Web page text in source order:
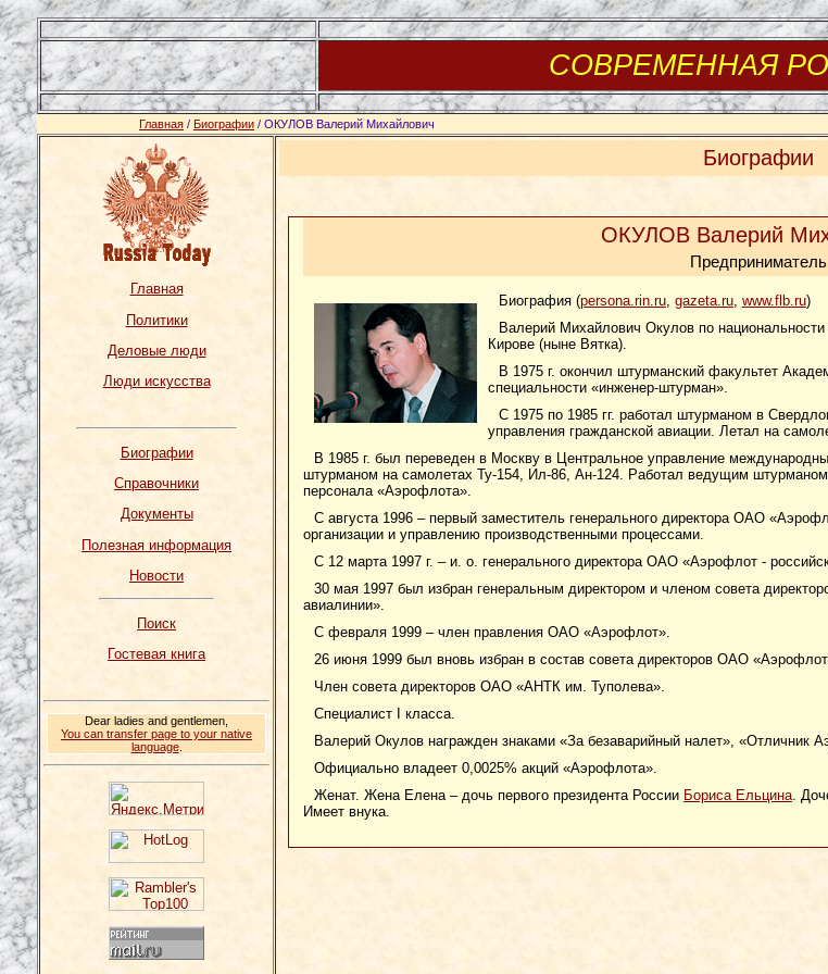
СОВРЕМЕННАЯ
Главная / Биографии / ОКУЛОВ Валерий Михайлович
Главная
Политики
Деловые люди
Люди искусства
Биографии
Справочники
Документы
Полезная информация
Новости
Поиск
Гостевая книга
Dear ladies and gentlemen,
You can transfer page to your native
language.
Биографии
ОКУЛОВ Валерий
Предприниматель
Биография (persona.rin.ru, gazeta.ru, www.flb.ru)
Валерий Михайлович Окулов по
Кирове (ныне Вятка).
В 1975 г. окончил штурманский факультет
специальности «инженер-штурман».
С 1975 по 1985 гг. работал штурманом в
управления гражданской авиации. Летал на
В 1985 г. был переведен в Москву в Центральное управление
штурманом на самолетах Ту-154, Ил-86, Ан-124. Работал ведущим штурманом-
персонала «Аэрофлота».
С августа 1996 – первый заместитель генерального директора ОАО
организации и управлению производственными процессами.
С 12 марта 1997 г. – и. о. генерального директора ОАО «Аэрофлот -
30 мая 1997 был избран генеральным директором и членом совета
авиалинии».
С февраля 1999 – член правления ОАО «Аэрофлот».
26 июня 1999 был вновь избран в состав совета директоров ОАО
Член совета директоров ОАО «АНТК им. Туполева».
Специалист I класса.
Валерий Окулов награжден знаками «За безаварийный налет», «Отличник
Официально владеет 0,0025% акций «Аэрофлота».
Женат. Жена Елена – дочь первого президента России Бориса Ельцина.
Имеет внука.